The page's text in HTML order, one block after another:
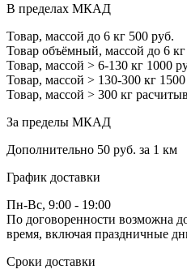
В пределах МКАД
Товар, массой до 6 кг 500 руб.
Товар объёмный, массой до 6 кг
Товар, массой > 6-130 кг 1000
Товар, массой > 130-300 кг
Товар, массой > 300 кг
За пределы МКАД
Дополнительно 50 руб. за 1 км
График доставки
Пн-Вс, 9:00 - 19:00
По договоренности возможна
время, включая праздничные
Сроки доставки